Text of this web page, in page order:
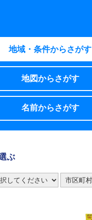
地域・条件からさがす
地図からさがす
名前からさがす
ぶ